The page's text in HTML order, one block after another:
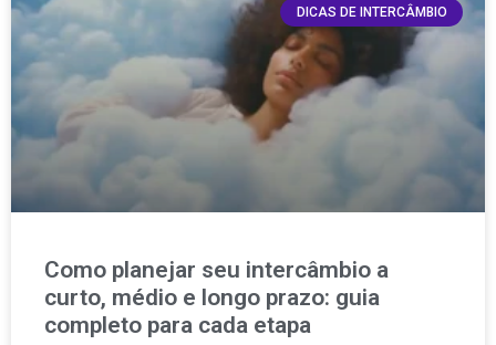
DICAS DE INTERCÂMBIO
Como planejar seu intercâmbio a
curto, médio e longo prazo: guia
completo para cada etapa